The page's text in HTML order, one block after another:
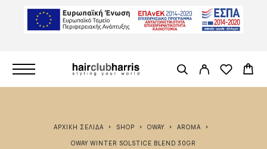
ΑΡΧΙΚΉ ΣΕΛΊΔΑ SHOP OWAY
AROMA
OWAY WINTER SOLSTICE BLEND 30GR